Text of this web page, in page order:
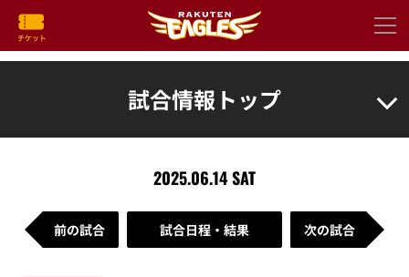
試合情報トップ
2025.06.14 SAT
前の試合 試合日程・結果 次の試合